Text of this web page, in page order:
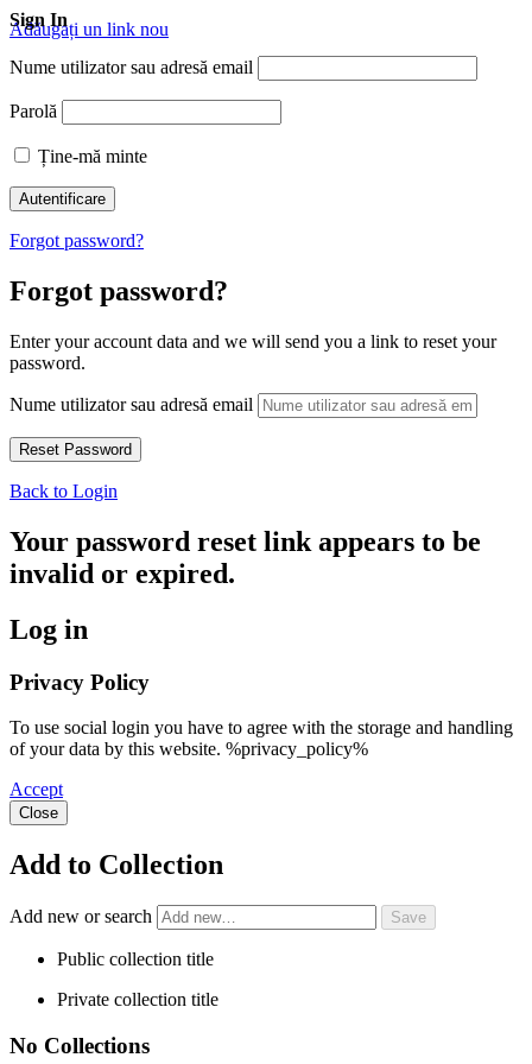
Adăugați un link nou
Sign In
Nume utilizator sau adresă email
Parolă
Ține-mă minte
Forgot password?
Forgot password?
Enter your account data and we will send you a link to reset your
password.
Nume utilizator sau adresă email
Back to Login
Your password reset link appears to be
invalid or expired.
Log in
Privacy Policy
To use social login you have to agree with the storage and handling
of your data by this website. %privacy_policy%
Accept
Close
Add to Collection
Add new or search
Public collection title
Private collection title
No Collections